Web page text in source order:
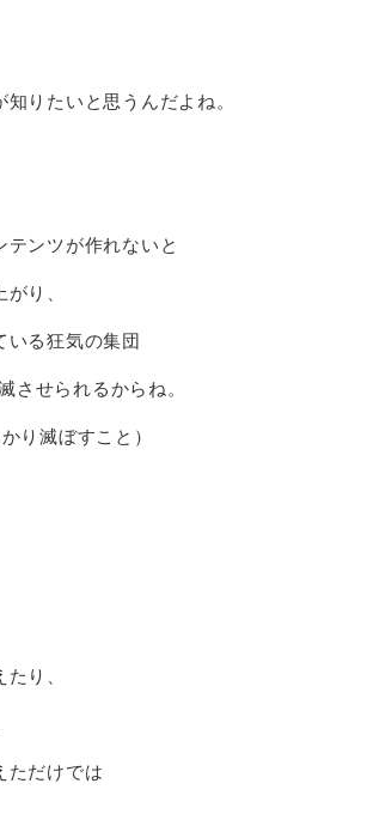
りたいと思うんだよね。
テンツが作れないと
り、
いる狂気の集団
させられるからね。
り滅ぼすこと）
り、
ただけでは